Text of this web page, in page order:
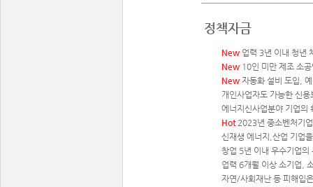
정책자금
New 업력 3년 이내 청년
New 10인 미만 제조 소
New자동화 설비 도입,
개인사업자도 가능한 신
에너지신사업분야 기업
Hot 2023년 중소벤처기
신재생 에너지,산업 기업
창업 5년 이내 우수기업
업력 6개월 이상 소기업,
자연/사회재난 등 피해입